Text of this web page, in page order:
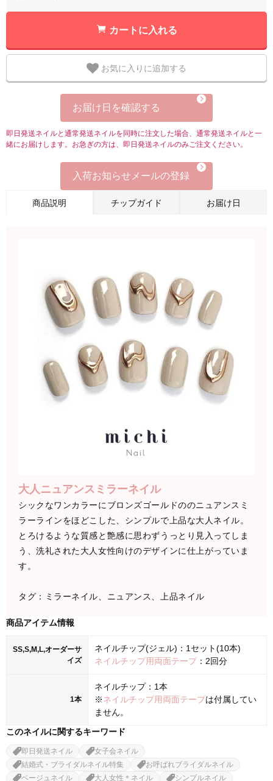
カートに入れる
お気に入りに追加する
お届け日を確認する
即日発送ネイルと通常発送ネイルを同時に注文した場合、通常発送ネイルと一
緒にお届けします。お急ぎの方は、即日発送ネイルのみご注文ください。
入荷お知らせメールの登録
商品説明 チップガイド お届け日
大人ニュアンスミラーネイル
シックなワンカラーにブロンズゴールドののニュアンスミ
ラーラインをほどこした、シンプルで上品な大人ネイル。
とろけるような質感と艶感に思わずうっとり見入ってしま
う、洗礼された大人女性向けのデザインに仕上がっていま
す。
タグ：ミラーネイル、ニュアンス、上品ネイル
商品アイテム情報
SS,S,M,L,オーダーサ
イズ
ネイルチップ(ジェル)：1セット(10本)
ネイルチップ用両面テープ：2回分
1本
ネイルチップ：1本
※ネイルチップ用両面テープは付属してい
ません。
このネイルに関するキーワード
即日発送ネイル
女子会ネイル
結婚式・ブライダルネイル特集
お呼ばれブライダルネイル
ベージュネイル
大人女性＊ネイル シンプルネイル